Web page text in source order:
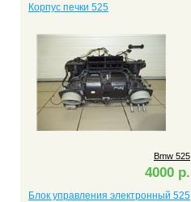
Корпус печки 525
Bmw 525
4000 р.
Блок управления электронный 525